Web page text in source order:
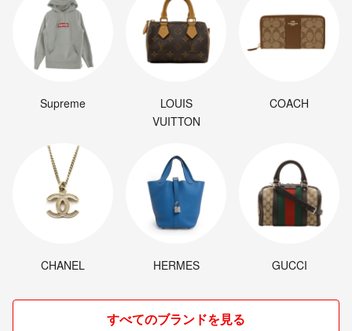
質問です。使用期限はお分かりになりますでしょうか？
- 約11年前
Supreme
LOUIS
VUITTON
COACH
CHANEL HERMES GUCCI
すべてのブランドを見る